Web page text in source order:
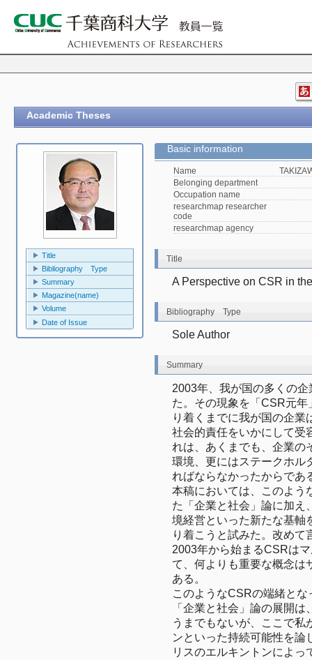
Academic Theses
Title
Bibliography Type
Summary
Magazine(name)
Volume
Date of Issue
Basic information
Name
Belonging department
Occupation name
researchmap researcher
code
researchmap agency
Title
A Perspective on CSR in
Bibliography Type
Sole Author
Summary
2003年、我が国の多くの
た。その現象を「CSR元
り着くまでに我が国の企業
社会的責任をいかにして受
れは、あくまでも、企業の
環境、更にはステークホル
ればならなかったからであ
本稿においては、このよう
た「企業と社会」論に加え
境経営といった新たな基軸
り着こうと試みた。改め
2003年から始まるCSRは
て、何よりも重要な概念は
ある。
このようなCSRの端緒と
「企業と社会」論の展開
うまでもないが、ここで私
ンといった持続可能性を論
リスのエルキントンによっ